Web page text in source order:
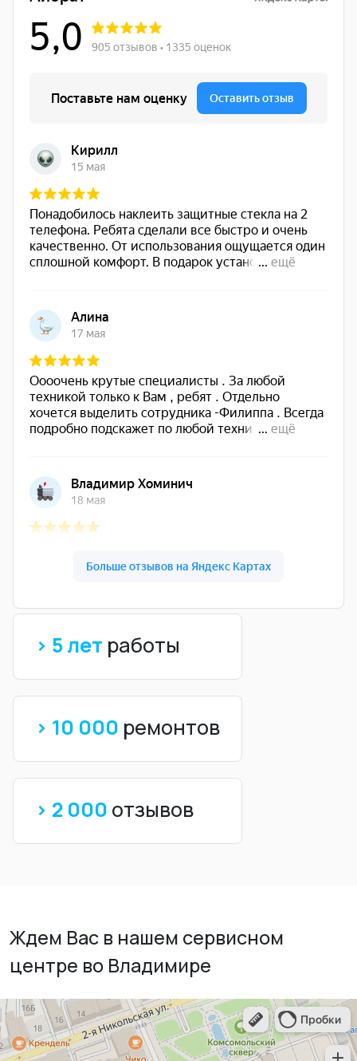
> 5 лет работы
> 10 000 ремонтов
> 2 000 отзывов
Ждем Вас в нашем сервисном
центре во Владимире